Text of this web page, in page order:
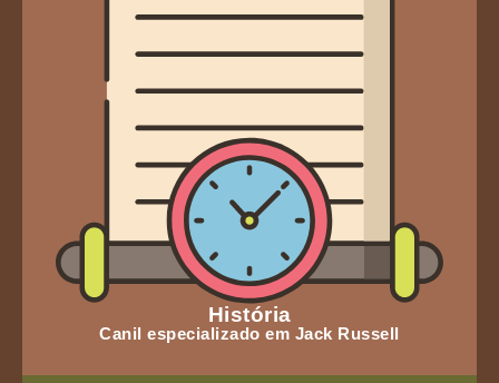
História
Canil especializado em Jack Russell